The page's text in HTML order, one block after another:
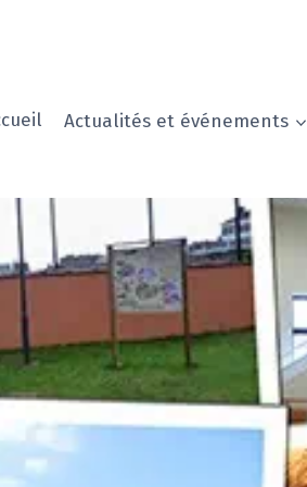
Actualités et événements